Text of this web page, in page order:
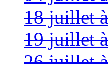
18 juillet
19 juillet